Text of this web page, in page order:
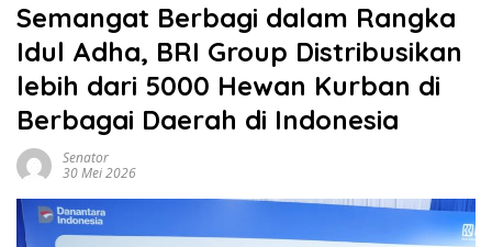
Semangat Berbagi dalam Rangka
Idul Adha, BRI Group Distribusikan
lebih dari 5000 Hewan Kurban di
Berbagai Daerah di Indonesia
Senator
30 Mei 2026